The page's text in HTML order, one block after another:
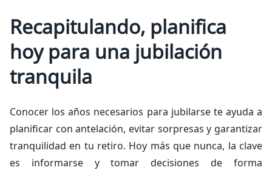
Recapitulando, planifica
hoy para una jubilación
tranquila
Conocer los años necesarios para jubilarse te ayuda a
planificar con antelación, evitar sorpresas y garantizar
tranquilidad en tu retiro. Hoy más que nunca, la clave
es informarse y tomar decisiones de forma